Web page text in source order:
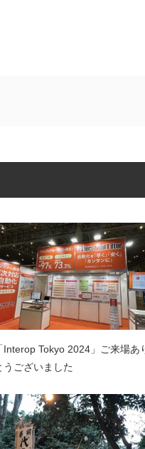
「Interop Tokyo 2024」ご来場あ
うございました